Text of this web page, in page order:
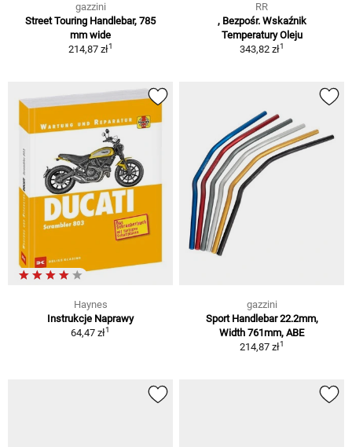
gazzini
Street Touring Handlebar, 785
mm wide
214,87 zł1
RR
, Bezpośr. Wskaźnik
Temperatury Oleju
343,82 zł1
Haynes
Instrukcje Naprawy
64,47 zł1
gazzini
Sport Handlebar 22.2mm,
Width 761mm, ABE
214,87 zł1